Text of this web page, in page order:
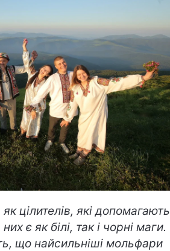
цілителів, які допомагають
є як білі, так і чорні маги.
що найсильніші мольфари